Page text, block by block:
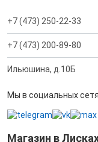
+7 (473) 250-22-33
+7 (473) 200-89-80
Ильюшина, д.10Б
Мы в социальных
Магазин в